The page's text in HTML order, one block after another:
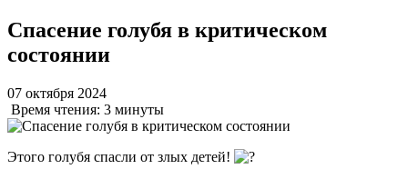
Спасение голубя в критическом
состоянии
07 октября 2024
Время чтения: 3 минуты
Этого голубя спасли от злых детей!